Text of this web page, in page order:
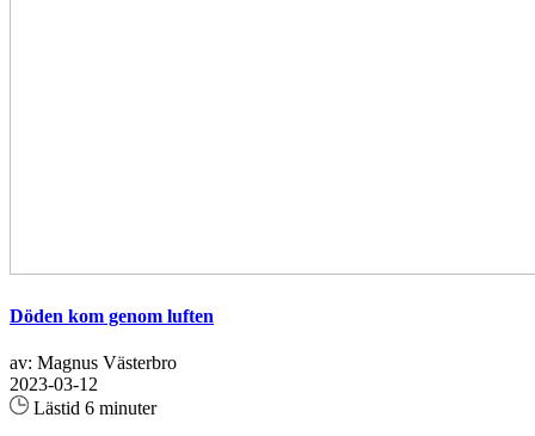
Döden kom genom luften
av: Magnus Västerbro
2023-03-12
Lästid 6 minuter